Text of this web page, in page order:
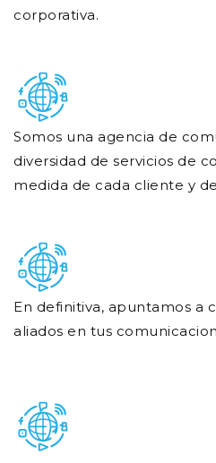
corporativa.
Somos una agencia de
diversidad de servicios de
medida de cada cliente y
En definitiva, apuntamos a
aliados en tus